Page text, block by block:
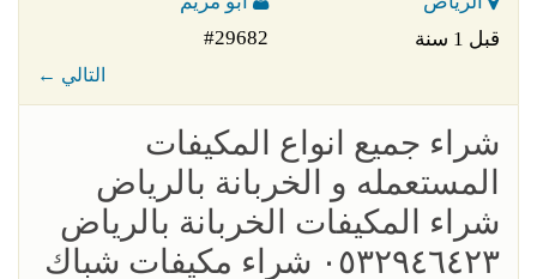
قبل 1 سنة
#29682
← التالي
شراء جميع انواع المكيفات
المستعمله و الخربانة بالرياض
شراء المكيفات الخربانة بالرياض
٠٥٣٢٩٤٦٤٢٣ شراء مكيفات شباك